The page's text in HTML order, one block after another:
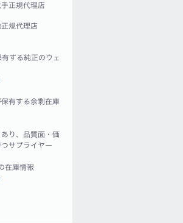
手正規代理店
正規代理店
する純正のウェ
有する余剰在庫
り、品質面・価
サプライヤー
在庫情報